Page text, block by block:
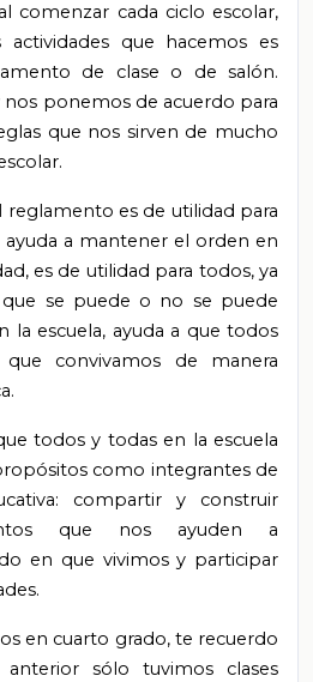
comenzar cada ciclo escolar,
que hacemos es
de clase o de salón.
ponemos de acuerdo para
que nos sirven de mucho
reglamento es de utilidad para
a mantener el orden en
es de utilidad para todos, ya
se puede o no se puede
la escuela, ayuda a que todos
convivamos de manera
todos y todas en la escuela
como integrantes de
compartir y construir
que nos ayuden a
en que vivimos y participar
en cuarto grado, te recuerdo
sólo tuvimos clases